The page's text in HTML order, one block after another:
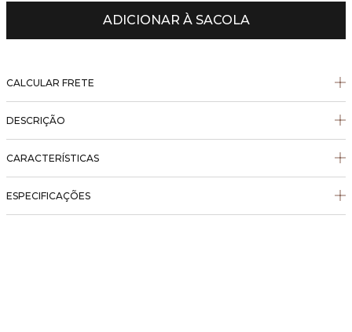
ADICIONAR À SACOLA
CALCULAR FRETE
DESCRIÇÃO
CARACTERÍSTICAS
ESPECIFICAÇÕES